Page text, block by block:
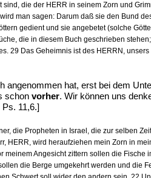
die der HERR in seinem Zorn und
man sagen: Darum daß sie den Bund
gedient und sie angebetet (solche
die in diesem Buch geschrieben
29 Das Geheimnis ist des HERRN,
angenommen hat, erst bei dem
schon vorher. Wir können uns
11,6.]
die Propheten in Israel, die zur selben
HERR, wird heraufziehen mein Zorn in
Angesicht zittern sollen die Fische
die Berge umgekehrt werden und die